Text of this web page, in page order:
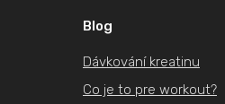
Blog
Dávkování kreatinu
Co je to pre workout?